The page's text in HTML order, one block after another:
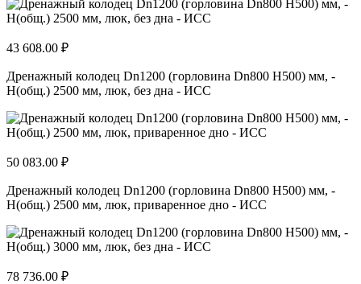
43 608.00 ₽
Дренажный колодец Dn1200 (горловина Dn800 H500) мм, -
H(общ.) 2500 мм, люк, без дна - ИСС
50 083.00 ₽
Дренажный колодец Dn1200 (горловина Dn800 H500) мм, -
H(общ.) 2500 мм, люк, приваренное дно - ИСС
78 736.00 ₽